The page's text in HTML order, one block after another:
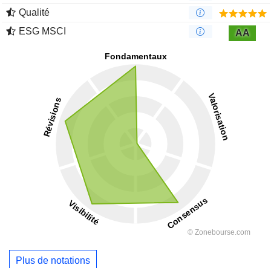
Qualité
ESG MSCI
AA
Plus de notations